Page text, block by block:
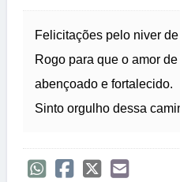
Felicitações pelo niver
Rogo para que o amor
abençoado e fortalecido.
Sinto orgulho dessa